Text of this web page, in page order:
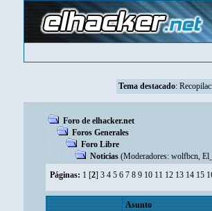
Tema destacado:
Foro de elhacker.net
Foros Generales
Foro Libre
Noticias (Moderadores: wolfbcn,
Páginas: 1 [2] 3 4 5 6 7 8 9 10 11 12 13 14 15
Asunto